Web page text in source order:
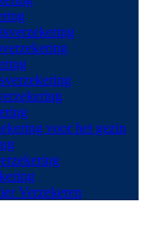
voor het gezin
Verzekeren